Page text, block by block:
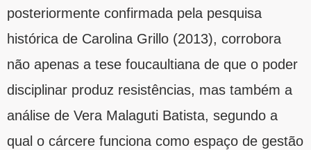
posteriormente confirmada pela pesquisa
histórica de Carolina Grillo (2013), corrobora
não apenas a tese foucaultiana de que o poder
disciplinar produz resistências, mas também a
análise de Vera Malaguti Batista, segundo a
qual o cárcere funciona como espaço de gestão